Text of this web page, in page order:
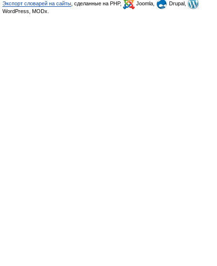
Экспорт словарей на сайты , сделанные на PHP, Joomla,
Drupal,
WordPress, MODx.